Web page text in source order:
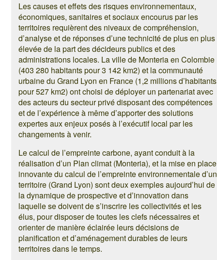
Les causes et effets des risques environnementaux,
économiques, sanitaires et sociaux encourus par les
territoires requièrent des niveaux de compréhension,
d’analyse et de réponses d’une technicité de plus en plus
élevée de la part des décideurs publics et des
administrations locales. La ville de Monteria en Colombie
(403 280 habitants pour 3 142 km2) et la communauté
urbaine du Grand Lyon en France (1,2 millions d’habitants
pour 527 km2) ont choisi de déployer un partenariat avec
des acteurs du secteur privé disposant des compétences
et de l’expérience à même d’apporter des solutions
expertes aux enjeux posés à l’exécutif local par les
changements à venir.
Le calcul de l’empreinte carbone, ayant conduit à la
réalisation d’un Plan climat (Monteria), et la mise en place
innovante du calcul de l’empreinte environnementale d’un
territoire (Grand Lyon) sont deux exemples aujourd’hui de
la dynamique de prospective et d’innovation dans
laquelle se doivent de s’inscrire les collectivités et les
élus, pour disposer de toutes les clefs nécessaires et
orienter de manière éclairée leurs décisions de
planification et d’aménagement durables de leurs
territoires dans le temps.